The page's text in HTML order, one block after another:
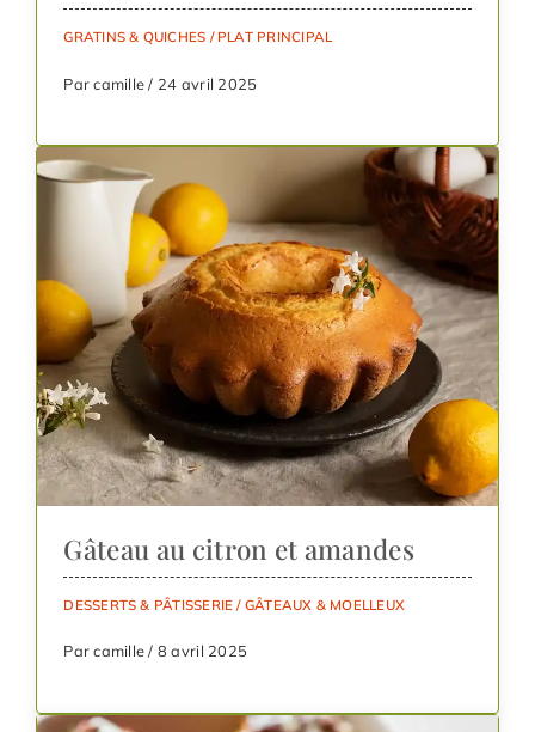
GRATINS & QUICHES / PLAT PRINCIPAL
Par camille / 24 avril 2025
Gâteau au citron et amandes
DESSERTS & PÂTISSERIE / GÂTEAUX & MOELLEUX
Par camille / 8 avril 2025